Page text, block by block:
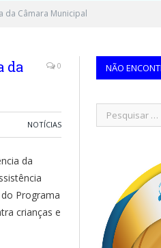
da Câmara Municipal
da
0
NOTÍCIAS
da
Programa
crianças e
NÃO